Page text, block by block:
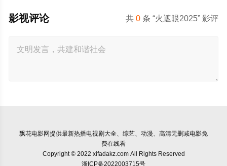
共0 条 “火遮眼2025” 影评
影视评论
飘花电影网提供最新热播电视剧大全、综艺、动漫、高清无删减电影免
费在线看
Copyright © 2022 xifadakz.com All Rights Reserved
浙ICP备2022003715号